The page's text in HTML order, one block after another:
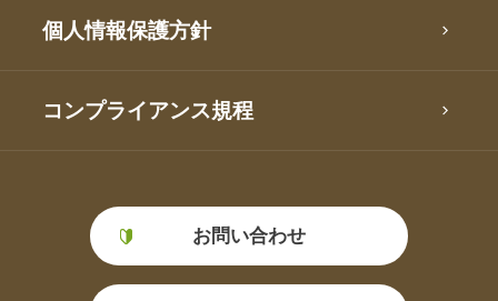
個人情報保護方針
コンプライアンス規程
お問い合わせ